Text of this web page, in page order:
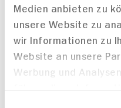
Medien anbieten zu
unsere Website zu
wir Informationen zu
Website an unsere
Werbung und
führen diese
Häufig gestellte Fragen
Mehr Informationen in
kontakt
hit.de
Wir beantworten gerne
(0228) 42967 0